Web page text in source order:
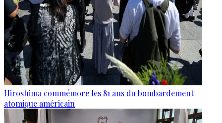
Hiroshima commémore les 81 ans du bombardement
atomique américain